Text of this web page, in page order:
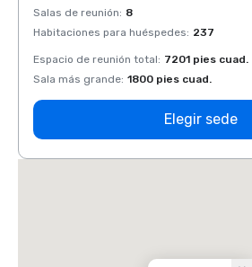
Salas de reunión: 8
Habitaciones para huéspedes: 237
Espacio de reunión total: 7201 pies cuad.
Sala más grande: 1800 pies cuad.
Elegir sede